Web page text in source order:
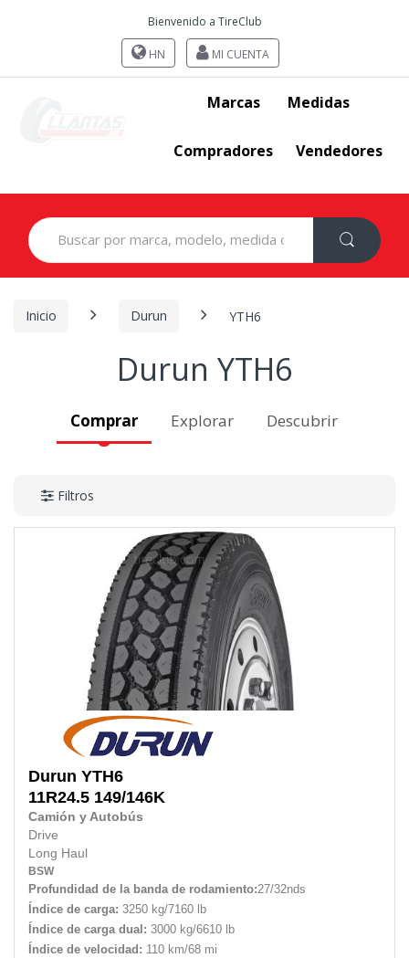
Bienvenido a TireClub
HN MI CUENTA
Marcas Medidas
Compradores Vendedores
Search
for:
Inicio Durun YTH6
Durun YTH6
Comprar Explorar Descubrir
Filtros
Durun YTH6
11R24.5 149/146K
Camión y Autobús
Drive
Long Haul
BSW
Profundidad de la banda de rodamiento:27/32nds
Índice de carga: 3250 kg/7160 lb
Índice de carga dual: 3000 kg/6610 lb
Índice de velocidad: 110 km/68 mi